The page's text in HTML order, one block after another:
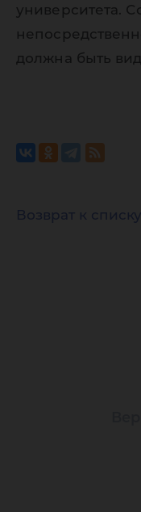
университета.
должна быть
Возврат к списку